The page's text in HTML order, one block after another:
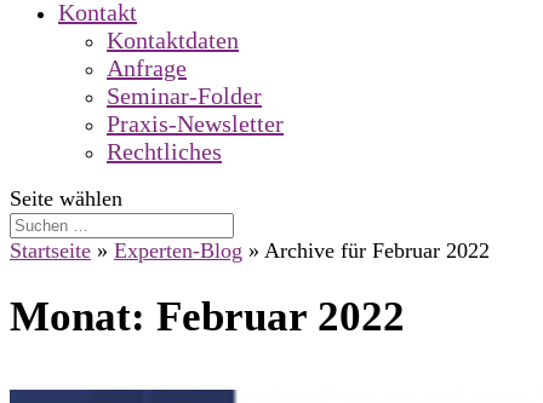
Kontakt
Kontaktdaten
Anfrage
Seminar-Folder
Praxis-Newsletter
Rechtliches
Seite wählen
Startseite » Experten-Blog » Archive für Februar 2022
Monat: Februar 2022